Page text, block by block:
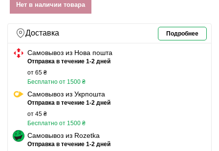
Нет в наличии товара
Доставка Подробнее
Самовывоз из Нова пошта
Отправка в течение 1-2 дней
от 65 ₴
Бесплатно от 1500 ₴
Самовывоз из Укрпошта
Отправка в течение 1-2 дней
от 45 ₴
Бесплатно от 1500 ₴
Самовывоз из Rozetka
Отправка в течение 1-2 дней